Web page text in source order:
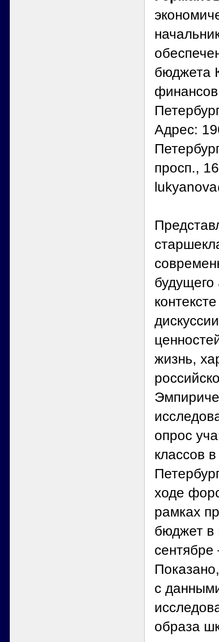
бюджета
Адрес:
просп.,
будущего
жизнь,
опрос
классов
ходе
рамках
бюджет
с
образа